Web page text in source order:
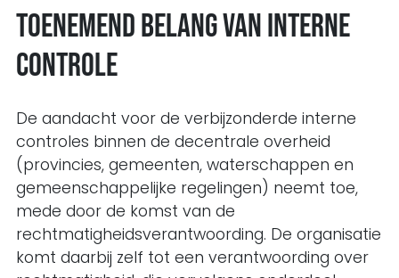
Toenemend belang van interne
controle
De aandacht voor de verbijzonderde interne
controles binnen de decentrale overheid
(provincies, gemeenten, waterschappen en
gemeenschappelijke regelingen) neemt toe,
mede door de komst van de
rechtmatigheidsverantwoording. De organisatie
komt daarbij zelf tot een verantwoording over